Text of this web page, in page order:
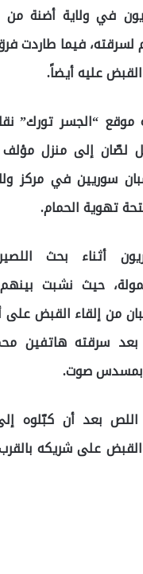
في ولاية أضنة
فيما طاردت
عليه أيضاً.
“الجسر تورك”
لصّان إلى منزل
سوريين في مركز
تهوية الحمام.
أثناء بحث
حيث نشبت
من إلقاء القبض على
بعد سرقته هاتفين
بمسدس صوت.
بعد أن كبّلوه
على شريكه